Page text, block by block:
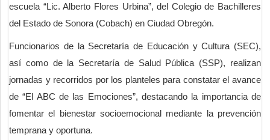
escuela “Lic. Alberto Flores Urbina”, del Colegio de Bachilleres
del Estado de Sonora (Cobach) en Ciudad Obregón.
Funcionarios de la Secretaría de Educación y Cultura (SEC),
así como de la Secretaría de Salud Pública (SSP), realizan
jornadas y recorridos por los planteles para constatar el avance
de “El ABC de las Emociones”, destacando la importancia de
fomentar el bienestar socioemocional mediante la prevención
temprana y oportuna.